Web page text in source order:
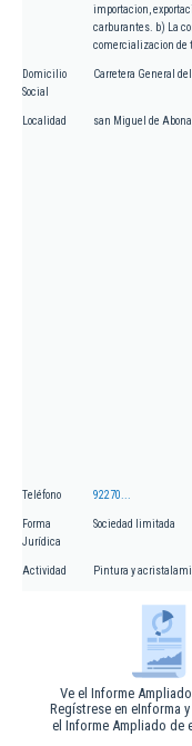
importacion,
carburantes. b) La
comercializacion de
Domicilio
Social
Carretera General
Localidad san Miguel de Abona
Teléfono 92270...
Forma
Jurídica
Sociedad limitada
Actividad Pintura y
Ve el Informe
Regístrese en eInforma
el Informe Ampliado de